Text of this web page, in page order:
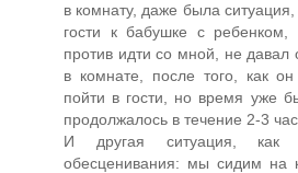
в комнату, даже была
гости к бабушке с
против идти со мной, не давал
в комнате, после того, как
пойти в гости, но время уже
продолжалось в течение 2-3
И другая ситуация,
обесценивания: мы сидим на